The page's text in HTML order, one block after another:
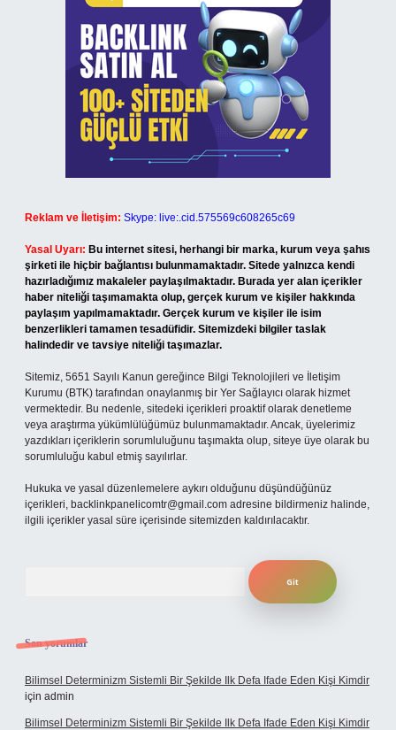
Reklam ve İletişim: Skype: live:.cid.575569c608265c69
Yasal Uyarı: Bu internet sitesi, herhangi bir marka, kurum veya şahıs
şirketi ile hiçbir bağlantısı bulunmamaktadır. Sitede yalnızca kendi
hazırladığımız makaleler paylaşılmaktadır. Burada yer alan içerikler
haber niteliği taşımamakta olup, gerçek kurum ve kişiler hakkında
paylaşım yapılmamaktadır. Gerçek kurum ve kişiler ile isim
benzerlikleri tamamen tesadüfidir. Sitemizdeki bilgiler taslak
halindedir ve tavsiye niteliği taşımazlar.
Sitemiz, 5651 Sayılı Kanun gereğince Bilgi Teknolojileri ve İletişim
Kurumu (BTK) tarafından onaylanmış bir Yer Sağlayıcı olarak hizmet
vermektedir. Bu nedenle, sitedeki içerikleri proaktif olarak denetleme
veya araştırma yükümlülüğümüz bulunmamaktadır. Ancak, üyelerimiz
yazdıkları içeriklerin sorumluluğunu taşımakta olup, siteye üye olarak bu
sorumluluğu kabul etmiş sayılırlar.
Hukuka ve yasal düzenlemelere aykırı olduğunu düşündüğünüz
içerikleri, backlinkpanelicomtr@gmail.com adresine bildirmeniz halinde,
ilgili içerikler yasal süre içerisinde sitemizden kaldırılacaktır.
Son yorumlar
Bilimsel Determinizm Sistemli Bir Şekilde Ilk Defa Ifade Eden Kişi Kimdir
için admin
Bilimsel Determinizm Sistemli Bir Şekilde Ilk Defa Ifade Eden Kişi Kimdir